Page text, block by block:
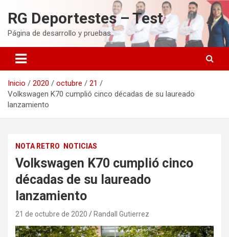
contenido
RG Deportestes – Test
Página de desarrollo y pruebas
Inicio 2020 octubre
21
Volkswagen K70 cumplió cinco décadas de su laureado
lanzamiento
NOTA RETRO NOTICIAS
Volkswagen K70 cumplió cinco
décadas de su laureado
lanzamiento
21 de octubre de 2020 Randall Gutierrez